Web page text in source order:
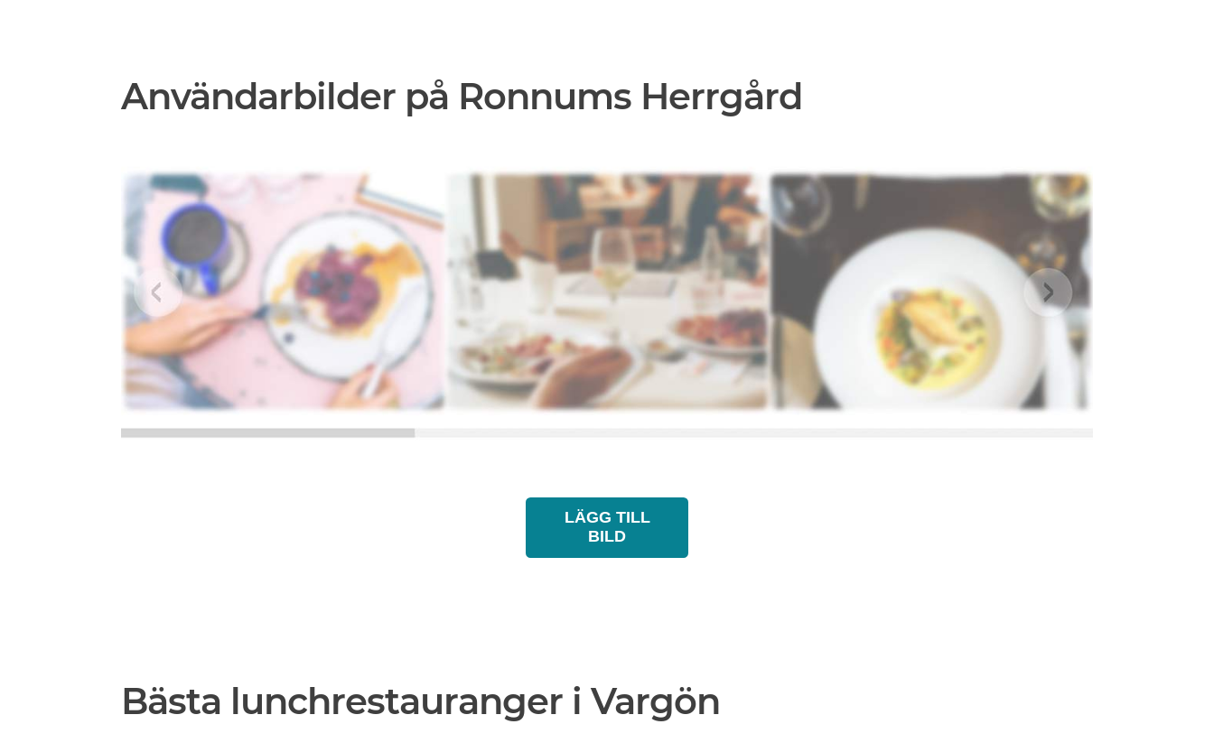
Användarbilder på Ronnums Herrgård
LÄGG TILL
BILD
Bästa lunchrestauranger i Vargön